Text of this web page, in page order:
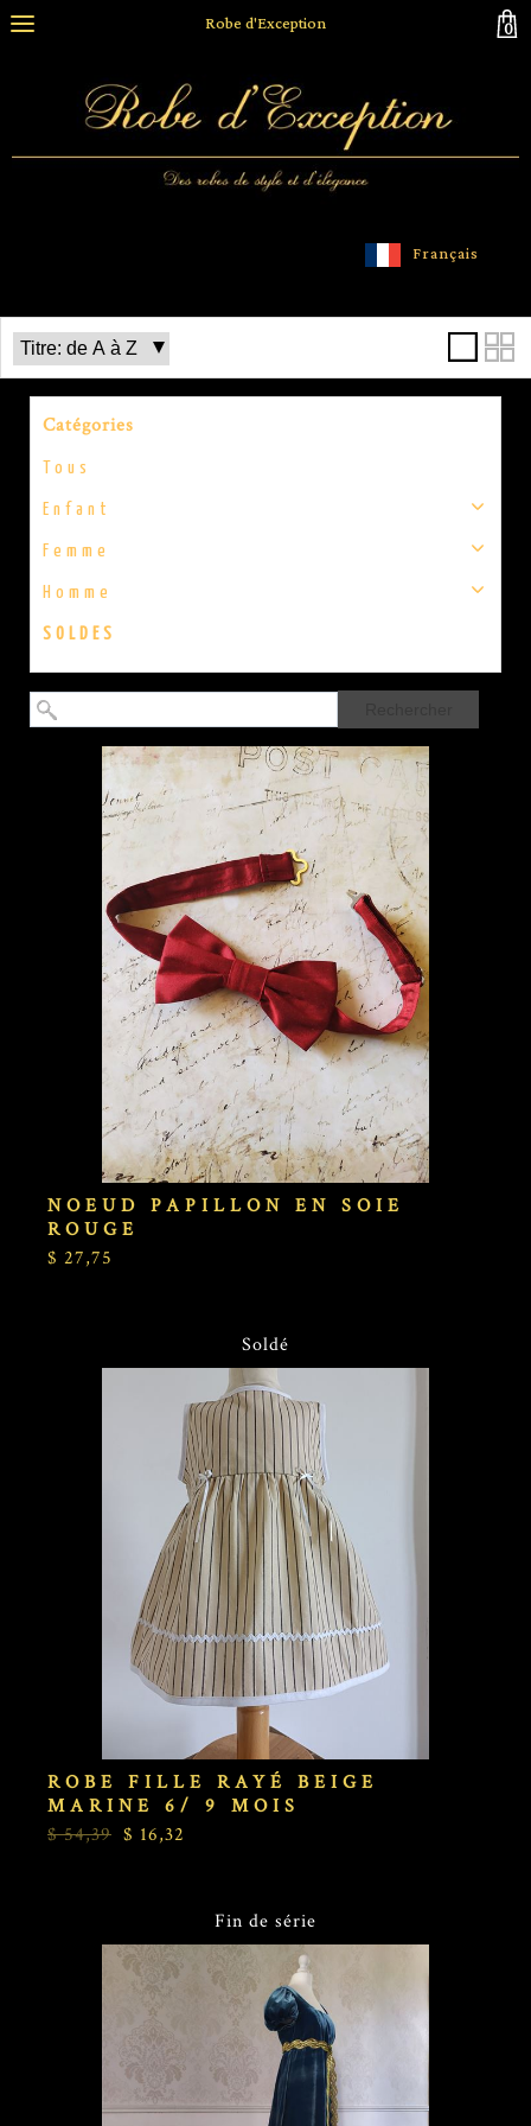
Robe d'Exception
Français
Catégories
Tous
Enfant
Femme
Homme
SOLDES
NOEUD PAPILLON EN SOIE
ROUGE
$ 27,75
Soldé
ROBE FILLE RAYÉ BEIGE
MARINE 6/ 9 MOIS
$ 54,39 $ 16,32
Fin de série
0